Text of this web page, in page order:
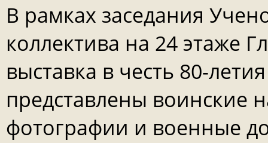
В рамках заседания
коллектива на 24 этаже
выставка в честь 80-
представлены воинские
фотографии и военные